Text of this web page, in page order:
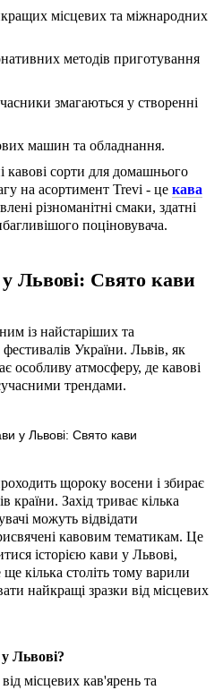
місцевих та міжнародних
методів приготування
змагаються у створенні
машин та обладнання.
кавові сорти для домашнього
на асортимент Trevi - це кава
різноманітні смаки, здатні
поціновувача.
Львові: Свято кави
із найстаріших та
України. Львів, як
особливу атмосферу, де кавові
трендами.
щороку восени і збирає
країни. Захід триває кілька
можуть відвідати
кавовим тематикам. Це
історією кави у Львові,
кілька століть тому варили
найкращі зразки від місцевих
Львові?
від місцевих кав'ярень та